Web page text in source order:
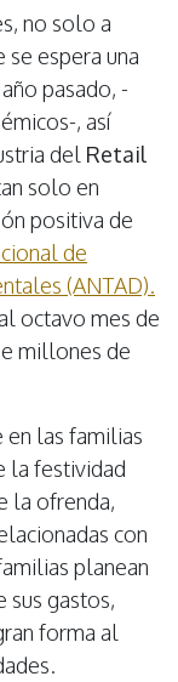
no solo a
espera una
pasado, -
, así
del Retail
solo en
positiva de
de
(ANTAD).
octavo mes de
millones de
en las familias
la festividad
la ofrenda,
con
planean
sus gastos,
forma al